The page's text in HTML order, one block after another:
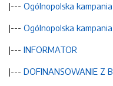
|--- Ogólnopolska
|--- Ogólnopolska
|--- INFORMATOR
|--- DOFINANSOWANIE Z